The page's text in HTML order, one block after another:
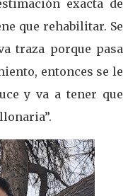
exacta de
que rehabilitar. Se
traza porque pasa
entonces se le
y va a tener que